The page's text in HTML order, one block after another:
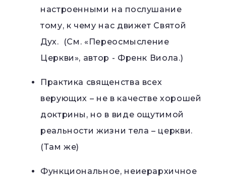
настроенными на послушание
тому, к чему нас движет Святой
Дух. (См. «Переосмысление
Церкви», автор - Френк Виола.)
Практика священства всех
верующих – не в качестве хорошей
доктрины, но в виде ощутимой
реальности жизни тела – церкви.
(Там же)
Функциональное, неиерархичное